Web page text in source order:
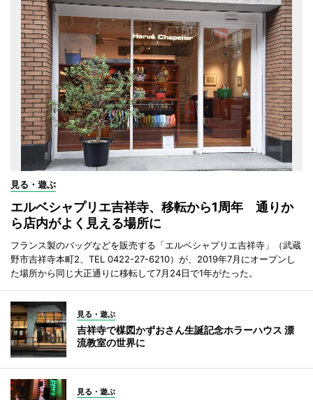
見る・遊ぶ
エルベシャプリエ吉祥寺、移転から1周年 通りか
ら店内がよく見える場所に
フランス製のバッグなどを販売する「エルベシャプリエ吉祥寺」（武蔵
野市吉祥寺本町2、TEL 0422-27-6210）が、2019年7月にオープンし
た場所から同じ大正通りに移転して7月24日で1年がたった。
見る・遊ぶ
吉祥寺で楳図かずおさん生誕記念ホラーハウス 漂
流教室の世界に
見る・遊ぶ